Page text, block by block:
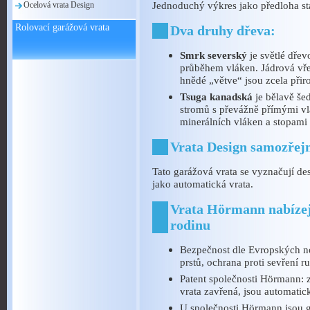
Jednoduchý výkres jako předloha
Dva druhy dřeva:
Smrk severskýje světlé
průběhem vláken. Jádrová
hnědé „větve“ jsou zcela
Tsuga kanadská je bělavě
stromů s převážně přímými
minerálních vláken a
Vrata Design
Tato garážová vrata se vyznačují
jako automatická vrata.
Vrata Hörmann
rodinu
Bezpečnost dle Evropských
prstů, ochrana proti sevření
Patent společnosti
vrata zavřená, jsou
Ocelová vrata Design
Rolovací garážová vrata